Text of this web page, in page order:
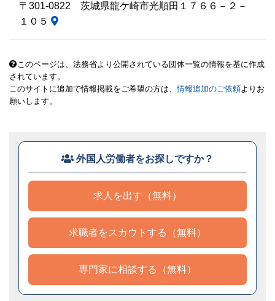
〒301-0822 茨城県龍ケ崎市光順田１７６６－２－
１０５
このページは、法務省より公開されている団体一覧の情報を基に作成
されています。
このサイトに追加で情報掲載をご希望の方は、情報追加のご依頼よりお
願いします。
外国人労働者をお探しですか？
求人を出す（無料）
求職者をスカウトする（無料）
専門家に相談する（無料）